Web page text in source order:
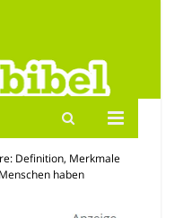
Definition, Merkmale
haben